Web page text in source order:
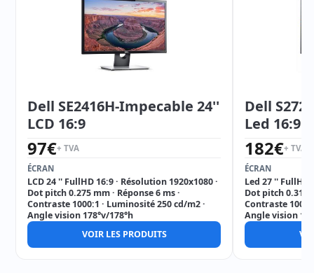
Dell SE2416H-Impecable 24''
LCD 16:9
97€+ TVA
ÉCRAN
LCD 24 '' FullHD 16:9 · Résolution 1920x1080 ·
Dot pitch 0.275 mm · Réponse 6 ms ·
Contraste 1000:1 · Luminosité 250 cd/m2 ·
Angle vision 178°v/178°h
VOIR LES PRODUITS
Dell
Led 16:9
182€+ TVA
ÉCRAN
Led 27 '' FullHD
Dot pitch 0.3114
Contraste
Angle vision